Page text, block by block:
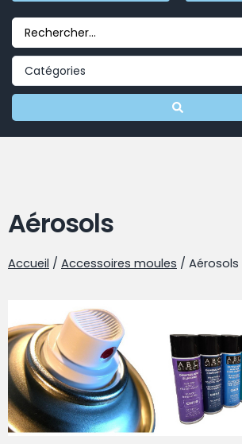
Aérosols
Accueil / Accessoires moules / Aérosols